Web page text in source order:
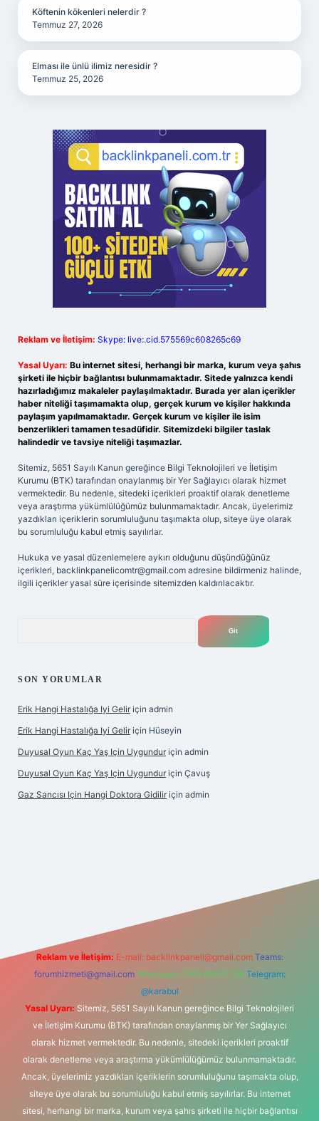
Köftenin kökenleri nelerdir ?
Temmuz 27, 2026
Elması ile ünlü ilimiz neresidir ?
Temmuz 25, 2026
Reklam ve İletişim: Skype: live:.cid.575569c608265c69
Yasal Uyarı: Bu internet sitesi, herhangi bir marka, kurum veya şahıs
şirketi ile hiçbir bağlantısı bulunmamaktadır. Sitede yalnızca kendi
hazırladığımız makaleler paylaşılmaktadır. Burada yer alan içerikler
haber niteliği taşımamakta olup, gerçek kurum ve kişiler hakkında
paylaşım yapılmamaktadır. Gerçek kurum ve kişiler ile isim
benzerlikleri tamamen tesadüfidir. Sitemizdeki bilgiler taslak
halindedir ve tavsiye niteliği taşımazlar.
Sitemiz, 5651 Sayılı Kanun gereğince Bilgi Teknolojileri ve İletişim
Kurumu (BTK) tarafından onaylanmış bir Yer Sağlayıcı olarak hizmet
vermektedir. Bu nedenle, sitedeki içerikleri proaktif olarak denetleme
veya araştırma yükümlülüğümüz bulunmamaktadır. Ancak, üyelerimiz
yazdıkları içeriklerin sorumluluğunu taşımakta olup, siteye üye olarak
bu sorumluluğu kabul etmiş sayılırlar.
Hukuka ve yasal düzenlemelere aykırı olduğunu düşündüğünüz
içerikleri, backlinkpanelicomtr@gmail.com adresine bildirmeniz halinde,
ilgili içerikler yasal süre içerisinde sitemizden kaldırılacaktır.
SON YORUMLAR
Erik Hangi Hastalığa Iyi Gelir için admin
Erik Hangi Hastalığa Iyi Gelir için Hüseyin
Duyusal Oyun Kaç Yaş Için Uygundur için admin
Duyusal Oyun Kaç Yaş Için Uygundur için Çavuş
Gaz Sancısı Için Hangi Doktora Gidilir için admin
Reklam ve İletişim: E-mail: backlinkpaneli@gmail.com Teams:
forumhizmeti@gmail.com Whatsapp: 0262 606 0 726 Telegram:
@karabul
Yasal Uyarı: Sitemiz, 5651 Sayılı Kanun gereğince Bilgi Teknolojileri
ve İletişim Kurumu (BTK) tarafından onaylanmış bir Yer Sağlayıcı
olarak hizmet vermektedir. Bu nedenle, sitedeki içerikleri proaktif
olarak denetleme veya araştırma yükümlülüğümüz bulunmamaktadır.
Ancak, üyelerimiz yazdıkları içeriklerin sorumluluğunu taşımakta olup,
siteye üye olarak bu sorumluluğu kabul etmiş sayılırlar. Bu internet
sitesi, herhangi bir marka, kurum veya şahıs şirketi ile hiçbir bağlantısı